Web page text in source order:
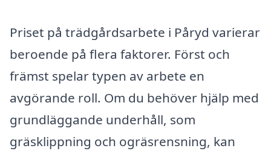
Priset på trädgårdsarbete i Påryd varierar
beroende på flera faktorer. Först och
främst spelar typen av arbete en
avgörande roll. Om du behöver hjälp med
grundläggande underhåll, som
gräsklippning och ogräsrensning, kan